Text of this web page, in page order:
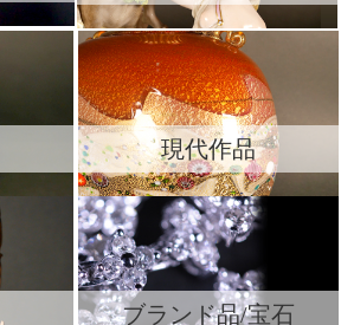
現代作品
ブランド品/宝石